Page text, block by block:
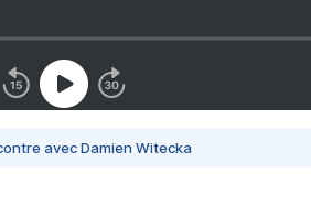
avec Damien Witecka